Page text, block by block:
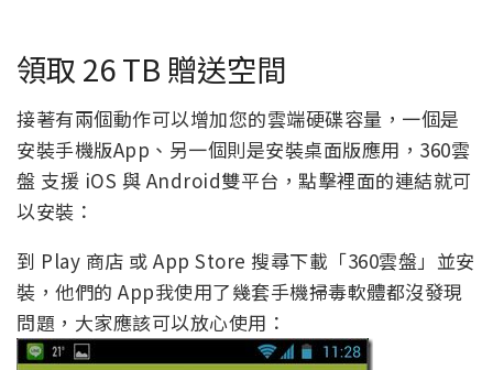
領取 26 TB 贈送空間
接著有兩個動作可以增加您的雲端硬碟容量，一個是
安裝手機版App、另一個則是安裝桌面版應用，360雲
盤 支援 iOS 與 Android雙平台，點擊裡面的連結就可
以安裝：
到 Play 商店 或 App Store 搜尋下載「360雲盤」並安
裝，他們的 App我使用了幾套手機掃毒軟體都沒發現
問題，大家應該可以放心使用：